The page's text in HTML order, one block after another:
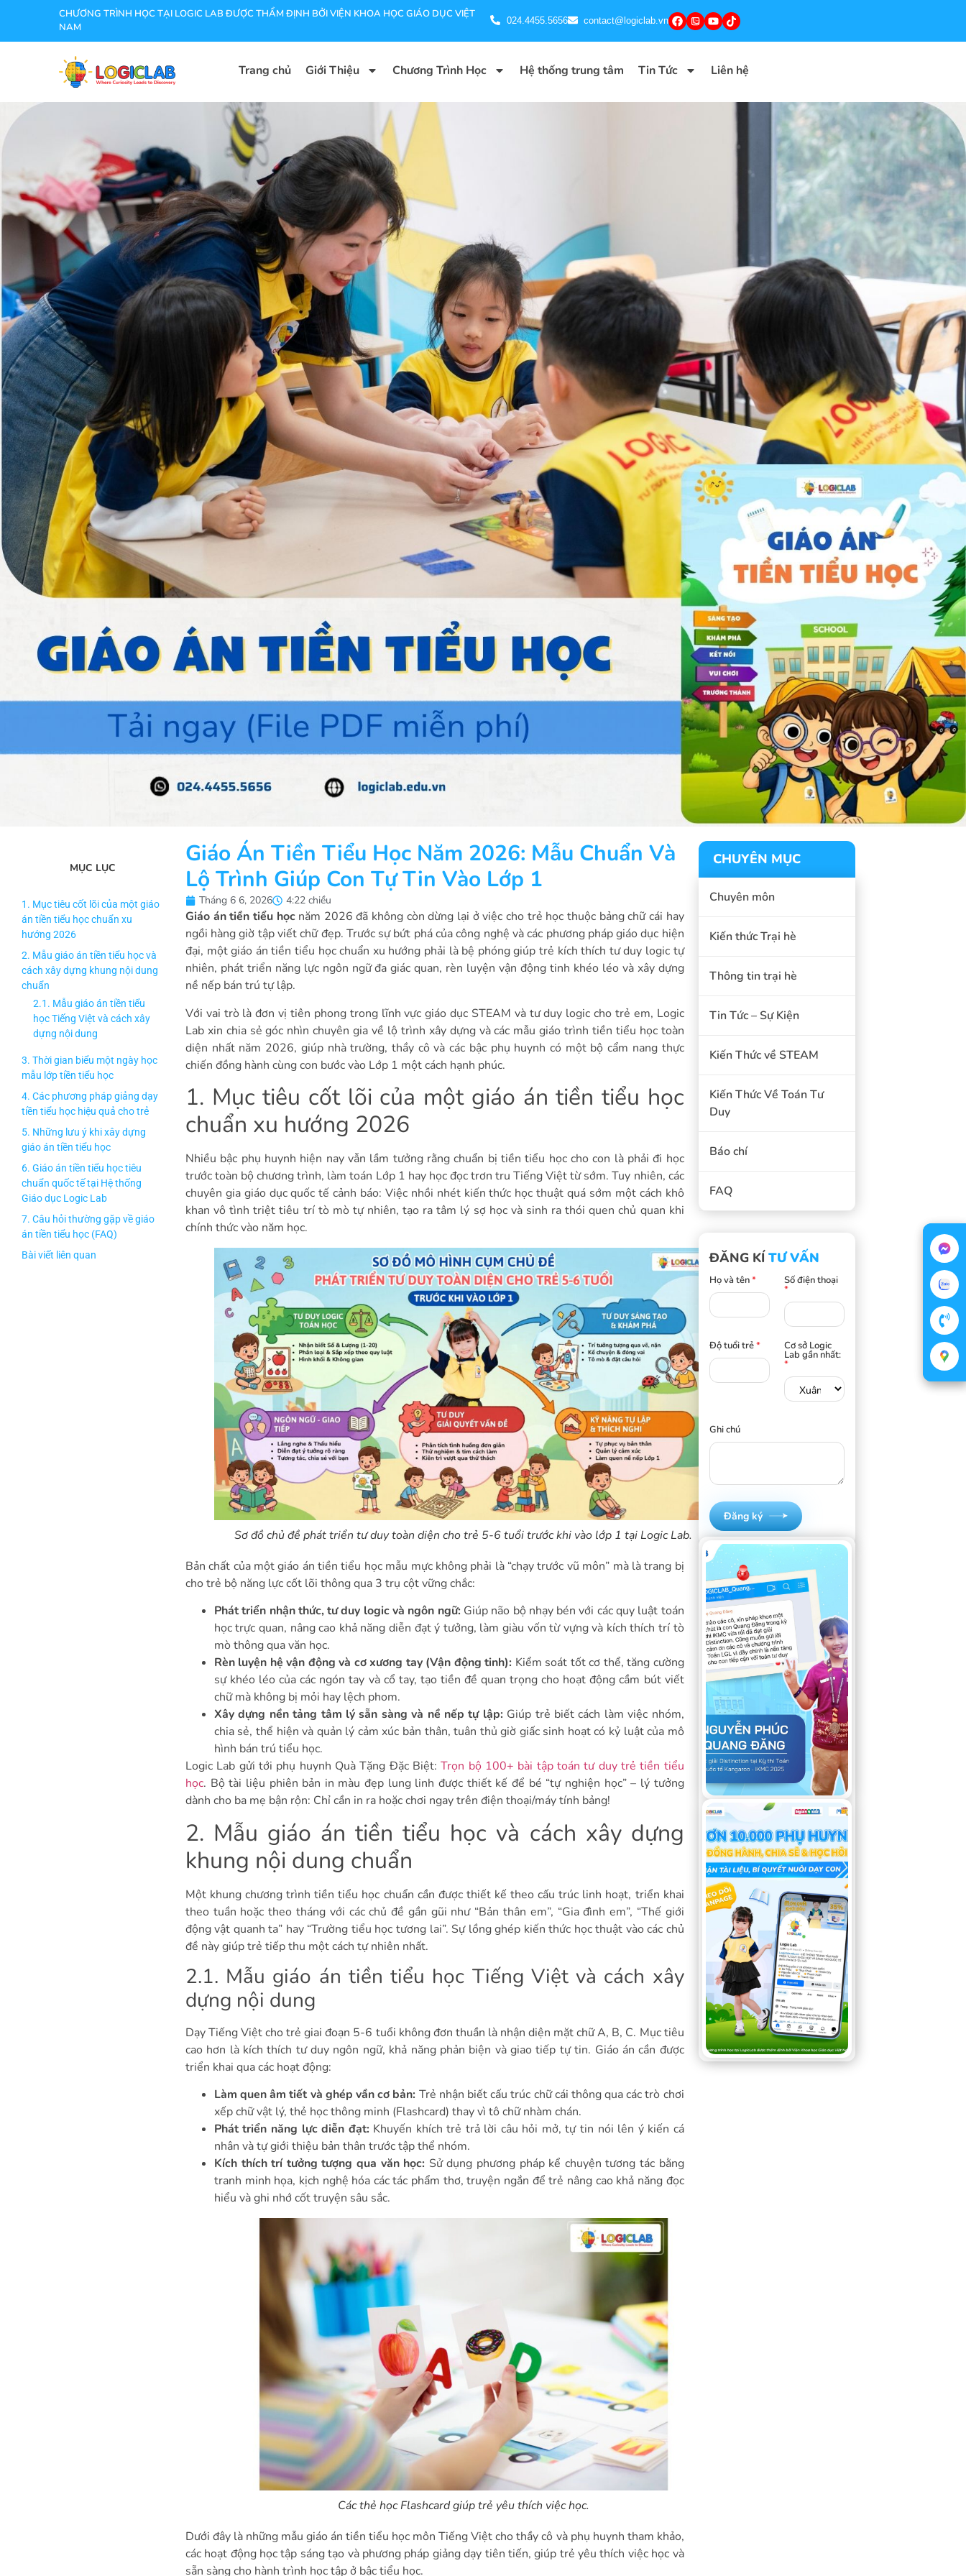
CHƯƠNG TRÌNH HỌC TẠI LOGIC LAB ĐƯỢC THẨM ĐỊNH BỞI VIỆN KHOA HỌC GIÁO DỤC VIỆT
NAM
024.4455.5656 contact@logiclab.vn
Trang chủ Giới Thiệu Chương Trình Học Hệ thống trung tâm Tin Tức Liên hệ
MỤC LỤC
1. Mục tiêu cốt lõi của một giáo
án tiền tiểu học chuẩn xu
hướng 2026
2. Mẫu giáo án tiền tiểu học và
cách xây dựng khung nội dung
chuẩn
2.1. Mẫu giáo án tiền tiểu
học Tiếng Việt và cách xây
dựng nội dung
2.2. Mẫu giáo án tiền tiểu
học Toán và cách xây dựng
3. Thời gian biểu một ngày học
mẫu lớp tiền tiểu học
4. Các phương pháp giảng dạy
tiền tiểu học hiệu quả cho trẻ
5. Những lưu ý khi xây dựng
giáo án tiền tiểu học
6. Giáo án tiền tiểu học tiêu
chuẩn quốc tế tại Hệ thống
Giáo dục Logic Lab
Giáo Án Tiền Tiểu Học Năm 2026: Mẫu Chuẩn Và
Lộ Trình Giúp Con Tự Tin Vào Lớp 1
Tháng 6 6, 2026 4:22 chiều
Giáo án tiền tiểu họcnăm 2026 đã không còn dừng lại ở việc cho trẻ học thuộc bảng chữ cái hay
ngồi hàng giờ tập viết chữ đẹp. Trước sự bứt phá của công nghệ và các phương pháp giáo dục hiện
đại, một giáo án tiền tiểu học chuẩn xu hướng phải là bệ phóng giúp trẻ kích thích tư duy logic tự
nhiên, phát triển năng lực ngôn ngữ đa giác quan, rèn luyện vận động tinh khéo léo và xây dựng
nề nếp bán trú tự lập.
Với vai trò là đơn vị tiên phong trong lĩnh vực giáo dục STEAM và tư duy logic cho trẻ em, Logic
Lab xin chia sẻ góc nhìn chuyên gia về lộ trình xây dựng và các mẫu giáo trình tiền tiểu học toàn
diện nhất năm 2026, giúp nhà trường, thầy cô và các bậc phụ huynh có một bộ cẩm nang thực
chiến đồng hành cùng con bước vào Lớp 1 một cách hạnh phúc.
1. Mục tiêu cốt lõi của một giáo án tiền tiểu học
chuẩn xu hướng 2026
Nhiều bậc phụ huynh hiện nay vẫn lầm tưởng rằng chuẩn bị tiền tiểu học cho con là phải đi học
trước toàn bộ chương trình, làm toán Lớp 1 hay học đọc trơn tru Tiếng Việt từ sớm. Tuy nhiên, các
chuyên gia giáo dục quốc tế cảnh báo: Việc nhồi nhét kiến thức học thuật quá sớm một cách khô
khan vô tình triệt tiêu trí tò mò tự nhiên, tạo ra tâm lý sợ học và sinh ra thói quen chủ quan khi
chính thức vào năm học.
Sơ đồ chủ đề phát triển tư duy toàn diện cho trẻ 5-6 tuổi trước khi vào lớp 1 tại Logic Lab.
Bản chất của một giáo án tiền tiểu học mẫu mực không phải là “chạy trước vũ môn” mà là trang bị
cho trẻ bộ năng lực cốt lõi thông qua 3 trụ cột vững chắc:
Phát triển nhận thức, tư duy logic và ngôn ngữ:Giúp não bộ nhạy bén với các quy luật toán
học trực quan, nâng cao khả năng diễn đạt ý tưởng, làm giàu vốn từ vựng và kích thích trí tò
mò thông qua văn học.
Rèn luyện hệ vận động và cơ xương tay (Vận động tinh): Kiểm soát tốt cơ thể, tăng cường
sự khéo léo của các ngón tay và cổ tay, tạo tiền đề quan trọng cho hoạt động cầm bút viết
chữ mà không bị mỏi hay lệch phom.
Xây dựng nền tảng tâm lý sẵn sàng và nề nếp tự lập: Giúp trẻ biết cách làm việc nhóm,
chia sẻ, thể hiện và quản lý cảm xúc bản thân, tuân thủ giờ giấc sinh hoạt có kỷ luật của mô
hình bán trú tiểu học.
Logic Lab gửi tới phụ huynh Quà Tặng Đặc Biệt:Trọn bộ 100+ bài tập toán tư duy trẻ tiền tiểu
học. Bộ tài liệu phiên bản in màu đẹp lung linh được thiết kế để bé “tự nghiện học” – lý tưởng
dành cho ba mẹ bận rộn: Chỉ cần in ra hoặc chơi ngay trên điện thoại/máy tính bảng!
2. Mẫu giáo án tiền tiểu học và cách xây dựng
khung nội dung chuẩn
Một khung chương trình tiền tiểu học chuẩn cần được thiết kế theo cấu trúc linh hoạt, triển khai
theo tuần hoặc theo tháng với các chủ đề gần gũi như “Bản thân em”, “Gia đình em”, “Thế giới
động vật quanh ta” hay “Trường tiểu học tương lai”. Sự lồng ghép kiến thức học thuật vào các chủ
đề này giúp trẻ tiếp thu một cách tự nhiên nhất.
2.1. Mẫu giáo án tiền tiểu học Tiếng Việt và cách xây
dựng nội dung
Dạy Tiếng Việt cho trẻ giai đoạn 5-6 tuổi không đơn thuần là nhận diện mặt chữ A, B, C. Mục tiêu
cao hơn là kích thích tư duy ngôn ngữ, khả năng phản biện và giao tiếp tự tin. Giáo án cần được
triển khai qua các hoạt động:
Làm quen âm tiết và ghép vần cơ bản: Trẻ nhận biết cấu trúc chữ cái thông qua các trò chơi
xếp chữ vật lý, thẻ học thông minh (Flashcard) thay vì tô chữ nhàm chán.
Phát triển năng lực diễn đạt:Khuyến khích trẻ trả lời câu hỏi mở, tự tin nói lên ý kiến cá
nhân và tự giới thiệu bản thân trước tập thể nhóm.
Kích thích trí tưởng tượng qua văn học: Sử dụng phương pháp kể chuyện tương tác bằng
tranh minh họa, kịch nghệ hóa các tác phẩm thơ, truyện ngắn để trẻ nâng cao khả năng đọc
hiểu và ghi nhớ cốt truyện sâu sắc.
Các thẻ học Flashcard giúp trẻ yêu thích việc học.
Dưới đây là những mẫu giáo án tiền tiểu học môn Tiếng Việt cho thầy cô và phụ huynh tham khảo,
các hoạt động học tập sáng tạo và phương pháp giảng dạy tiên tiến, giúp trẻ yêu thích việc học và
sẵn sàng cho hành trình học tập ở bậc tiểu học.
CHUYÊN MỤC
Báo chí
Chuyên môn
FAQ
Kiến thức Trại hè
Kiến Thức về STEAM
Kiến Thức Về Toán Tư
Duy
Thông tin trại hè
Tin Tức – Sự Kiện
ĐĂNG KÍ TƯ VẤN
Họ và tên* Số điện thoại
*
Độ tuổi trẻ* Cơ sở Logic
Lab gần nhất:
*
Ghi chú
Đăng ký